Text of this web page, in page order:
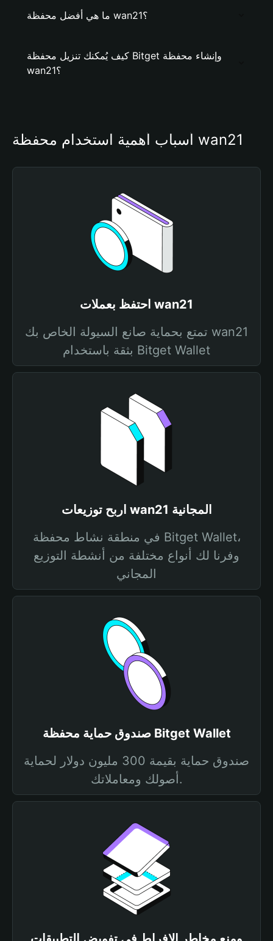
ما هي أفضل محفظة wan21؟
كيف يُمكنك تنزيل محفظة Bitget وإنشاء محفظة
wan21؟
أسباب أهمية استخدام محفظة wan21
احتفظ بعملات wan21
تمتع بحماية صانع السيولة الخاص بك wan21
بثقة باستخدام Bitget Wallet
اربح توزيعات wan21 المجانية
في منطقة نشاط محفظة Bitget Wallet،
وفرنا لك أنواع مختلفة من أنشطة التوزيع
المجاني
صندوق حماية محفظة Bitget Wallet
صندوق حماية بقيمة 300 مليون دولار لحماية
أصولك ومعاملاتك.